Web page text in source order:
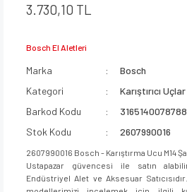
3.730,10 TL
Bosch El Aletleri
Marka
Bosch
Kategori
Karıştırıcı Uçlar
Barkod Kodu
3165140078788
Stok Kodu
2607990016
2607990016 Bosch - Karıştırma Ucu M14
Ustapazar güvencesi ile satın
Endüstriyel Alet ve Aksesuar